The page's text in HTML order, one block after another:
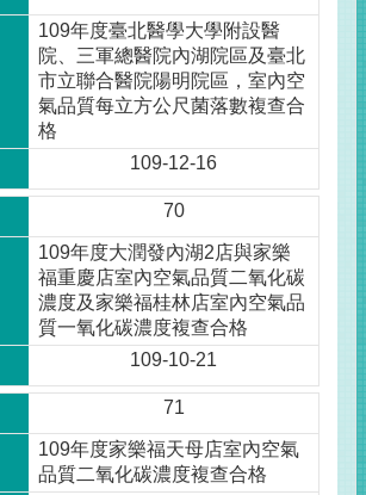
109年度臺北醫學大學附設醫
院、三軍總醫院內湖院區及臺北
市立聯合醫院陽明院區，室內空
氣品質每立方公尺菌落數複查合
格
109-12-16
70
109年度大潤發內湖2店與家樂
福重慶店室內空氣品質二氧化碳
濃度及家樂福桂林店室內空氣品
質一氧化碳濃度複查合格
109-10-21
71
109年度家樂福天母店室內空氣
品質二氧化碳濃度複查合格